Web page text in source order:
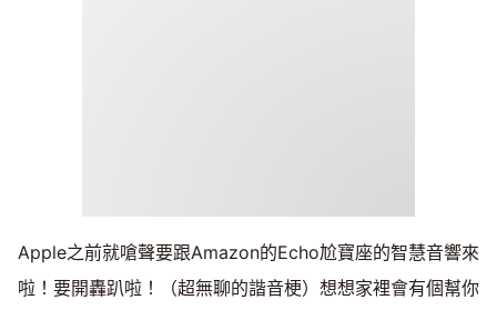
Apple之前就嗆聲要跟Amazon的Echo尬寶座的智慧音響來
啦！要開轟趴啦！（超無聊的諧音梗）想想家裡會有個幫你